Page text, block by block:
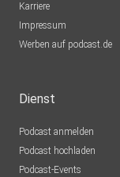
Karriere
Impressum
Werben auf podcast.de
Dienst
Podcast anmelden
Podcast hochladen
Podcast-Events